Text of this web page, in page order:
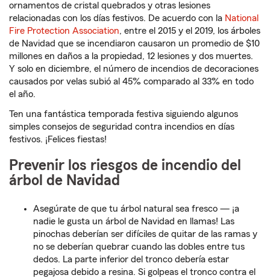
ornamentos de cristal quebrados y otras lesiones
relacionadas con los días festivos. De acuerdo con la National
Fire Protection Association, entre el 2015 y el 2019, los árboles
de Navidad que se incendiaron causaron un promedio de $10
millones en daños a la propiedad, 12 lesiones y dos muertes.
Y solo en diciembre, el número de incendios de decoraciones
causados por velas subió al 45% comparado al 33% en todo
el año.
Ten una fantástica temporada festiva siguiendo algunos
simples consejos de seguridad contra incendios en días
festivos. ¡Felices fiestas!
Prevenir los riesgos de incendio del
árbol de Navidad
Asegúrate de que tu árbol natural sea fresco — ¡a
nadie le gusta un árbol de Navidad en llamas! Las
pinochas deberían ser difíciles de quitar de las ramas y
no se deberían quebrar cuando las dobles entre tus
dedos. La parte inferior del tronco debería estar
pegajosa debido a resina. Si golpeas el tronco contra el